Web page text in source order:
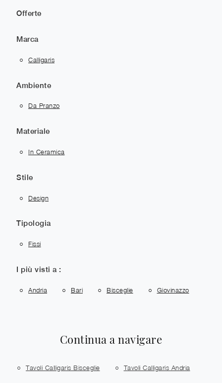
Offerte
Marca
Calligaris
Ambiente
Da Pranzo
Materiale
In Ceramica
Stile
Design
Tipologia
Fissi
I più visti a :
Andria Bari Bisceglie Giovinazzo
Continua a navigare
Tavoli Calligaris Bisceglie Tavoli Calligaris Andria